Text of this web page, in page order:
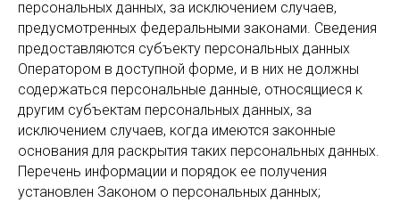
персональных данных, за исключением случаев,
предусмотренных федеральными законами. Сведения
предоставляются субъекту персональных данных
Оператором в доступной форме, и в них не должны
содержаться персональные данные, относящиеся к
другим субъектам персональных данных, за
исключением случаев, когда имеются законные
основания для раскрытия таких персональных данных.
Перечень информации и порядок ее получения
установлен Законом о персональных данных;